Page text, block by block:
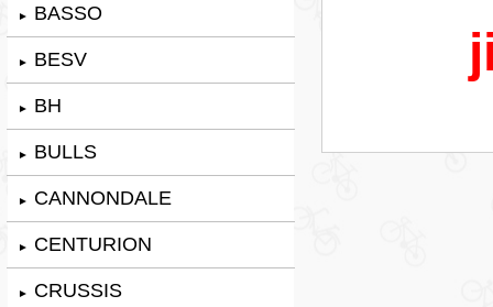
► BASSO
► BESV
► BH
► BULLS
► CANNONDALE
► CENTURION
► CRUSSIS